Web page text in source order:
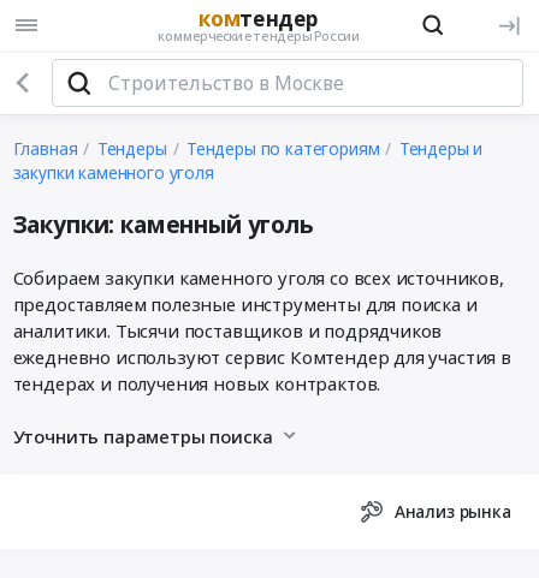
комтендер
коммерческие тендеры России
Главная Тендеры Тендеры по категориям
Тендеры и
закупки каменного уголя
Закупки: каменный уголь
Собираем закупки каменного уголя со всех источников,
предоставляем полезные инструменты для поиска и
аналитики. Тысячи поставщиков и подрядчиков
ежедневно используют сервис Комтендер для участия в
тендерах и получения новых контрактов.
Уточнить параметры поиска
Анализ рынка